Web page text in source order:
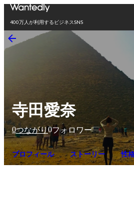
400万人が利用するビジネスSNS
寺田愛奈
0つながり0フォロワー
プロフィール ストーリー 性